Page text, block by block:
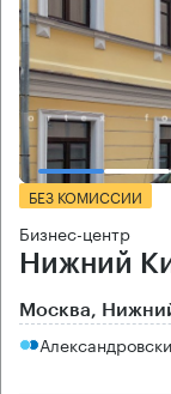
БЕЗ КОМИССИИ
Бизнес-центр
Нижний
Москва,